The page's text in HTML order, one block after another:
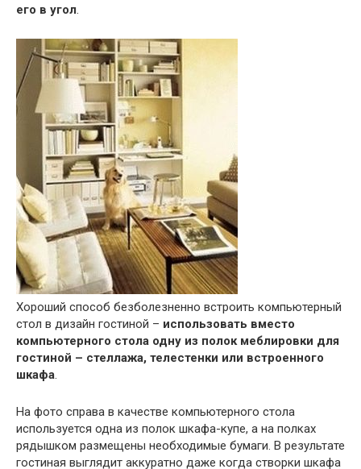
его в угол.
Хороший способ безболезненно встроить компьютерный
стол в дизайн гостиной – использовать вместо
компьютерного стола одну из полок меблировки для
гостиной – стеллажа, телестенки или встроенного
шкафа.
На фото справа в качестве компьютерного стола
используется одна из полок шкафа-купе, а на полках
рядышком размещены необходимые бумаги. В результате
гостиная выглядит аккуратно даже когда створки шкафа